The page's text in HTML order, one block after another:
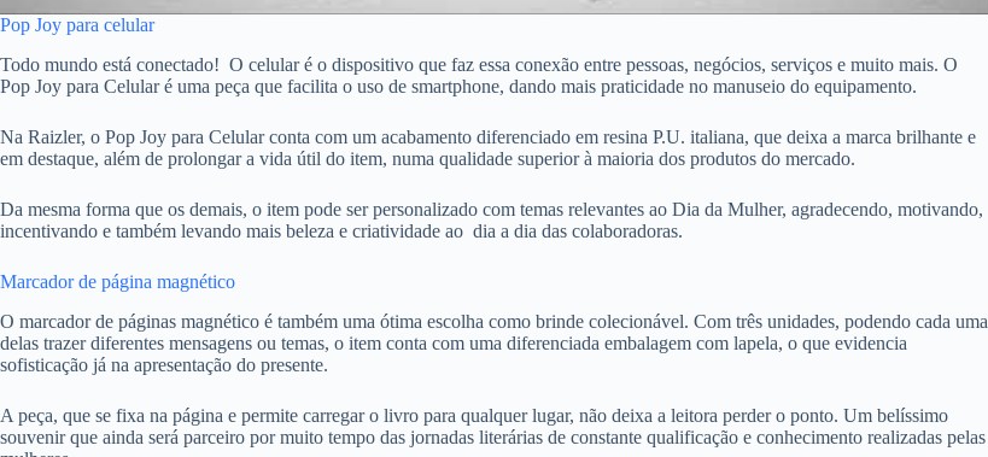
Pop Joy para celular
Todo mundo está conectado! O celular é o dispositivo que faz essa conexão entre pessoas, negócios, serviços e muito mais. O
Pop Joy para Celular é uma peça que facilita o uso de smartphone, dando mais praticidade no manuseio do equipamento.
Na Raizler, o Pop Joy para Celular conta com um acabamento diferenciado em resina P.U. italiana, que deixa a marca brilhante e
em destaque, além de prolongar a vida útil do item, numa qualidade superior à maioria dos produtos do mercado.
Da mesma forma que os demais, o item pode ser personalizado com temas relevantes ao Dia da Mulher, agradecendo, motivando,
incentivando e também levando mais beleza e criatividade ao dia a dia das colaboradoras.
Marcador de página magnético
O marcador de páginas magnético é também uma ótima escolha como brinde colecionável. Com três unidades, podendo cada uma
delas trazer diferentes mensagens ou temas, o item conta com uma diferenciada embalagem com lapela, o que evidencia
sofisticação já na apresentação do presente.
A peça, que se fixa na página e permite carregar o livro para qualquer lugar, não deixa a leitora perder o ponto. Um belíssimo
souvenir que ainda será parceiro por muito tempo das jornadas literárias de constante qualificação e conhecimento realizadas pelas